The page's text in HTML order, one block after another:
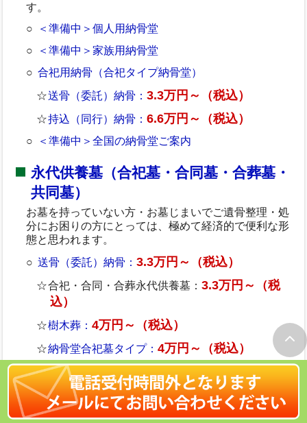
す。
＜準備中＞個人用納骨堂
＜準備中＞家族用納骨堂
合祀用納骨（合祀タイプ納骨堂）
送骨（委託）納骨：3.3万円～（税込）
持込（同行）納骨：6.6万円～（税込）
＜準備中＞全国の納骨堂ご案内
永代供養墓（合祀墓・合同墓・合葬墓・
共同墓）
お墓を持っていない方・お墓じまいでご遺骨整理・処
分にお困りの方にとっては、極めて経済的で便利な形
態と思われます。
送骨（委託）納骨：3.3万円～（税込）
合祀・合同・合葬永代供養墓：3.3万円～（税
込）
樹木葬：4万円～（税込）
納骨堂合祀墓タイプ：4万円～（税込）
ふるさと送骨： 3.3万円～（税込）
新幹線駅近納骨：3.3万円～（税込）
持込（同行）納骨：6.6万円～（税込）